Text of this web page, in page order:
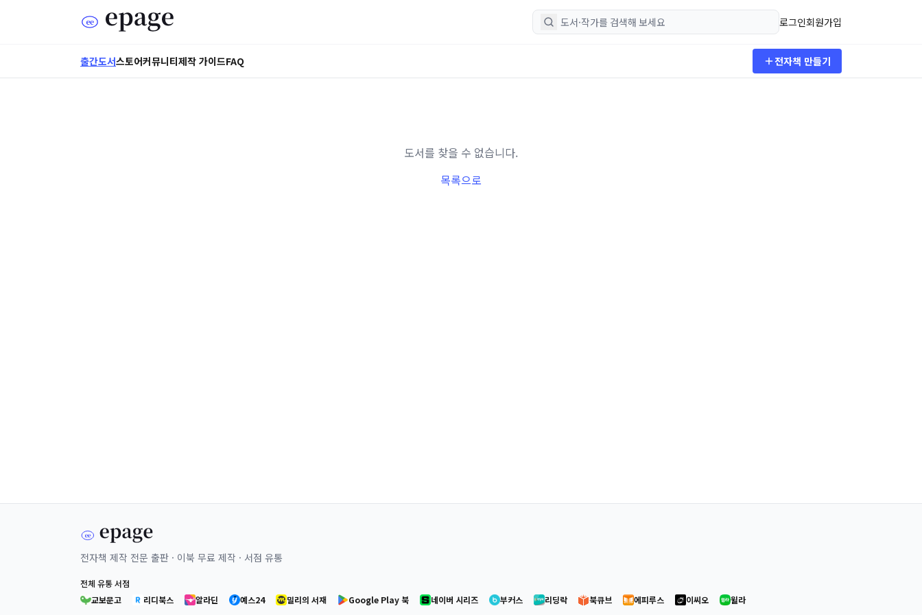
로그인회원가입
출간도서스토어커뮤니티제작 가이드FAQ 전자책 만들기
도서를 찾을 수 없습니다.
목록으로
전자책 제작 전문 출판 · 이북 무료 제작 · 서점 유통
전체 유통 서점
교보문고
리디북스 알라딘 예스24 밀리의 서재 Google Play 북 네이버 시리즈 부커스 리딩락 북큐브 에피루스 이씨오 윌라